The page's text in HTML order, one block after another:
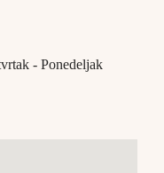
- Ponedeljak